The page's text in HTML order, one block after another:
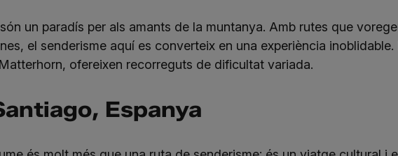
un paradís per als amants de la muntanya. Amb rutes que
el senderisme aquí es converteix en una experiència
ofereixen recorreguts de dificultat variada.
Espanya